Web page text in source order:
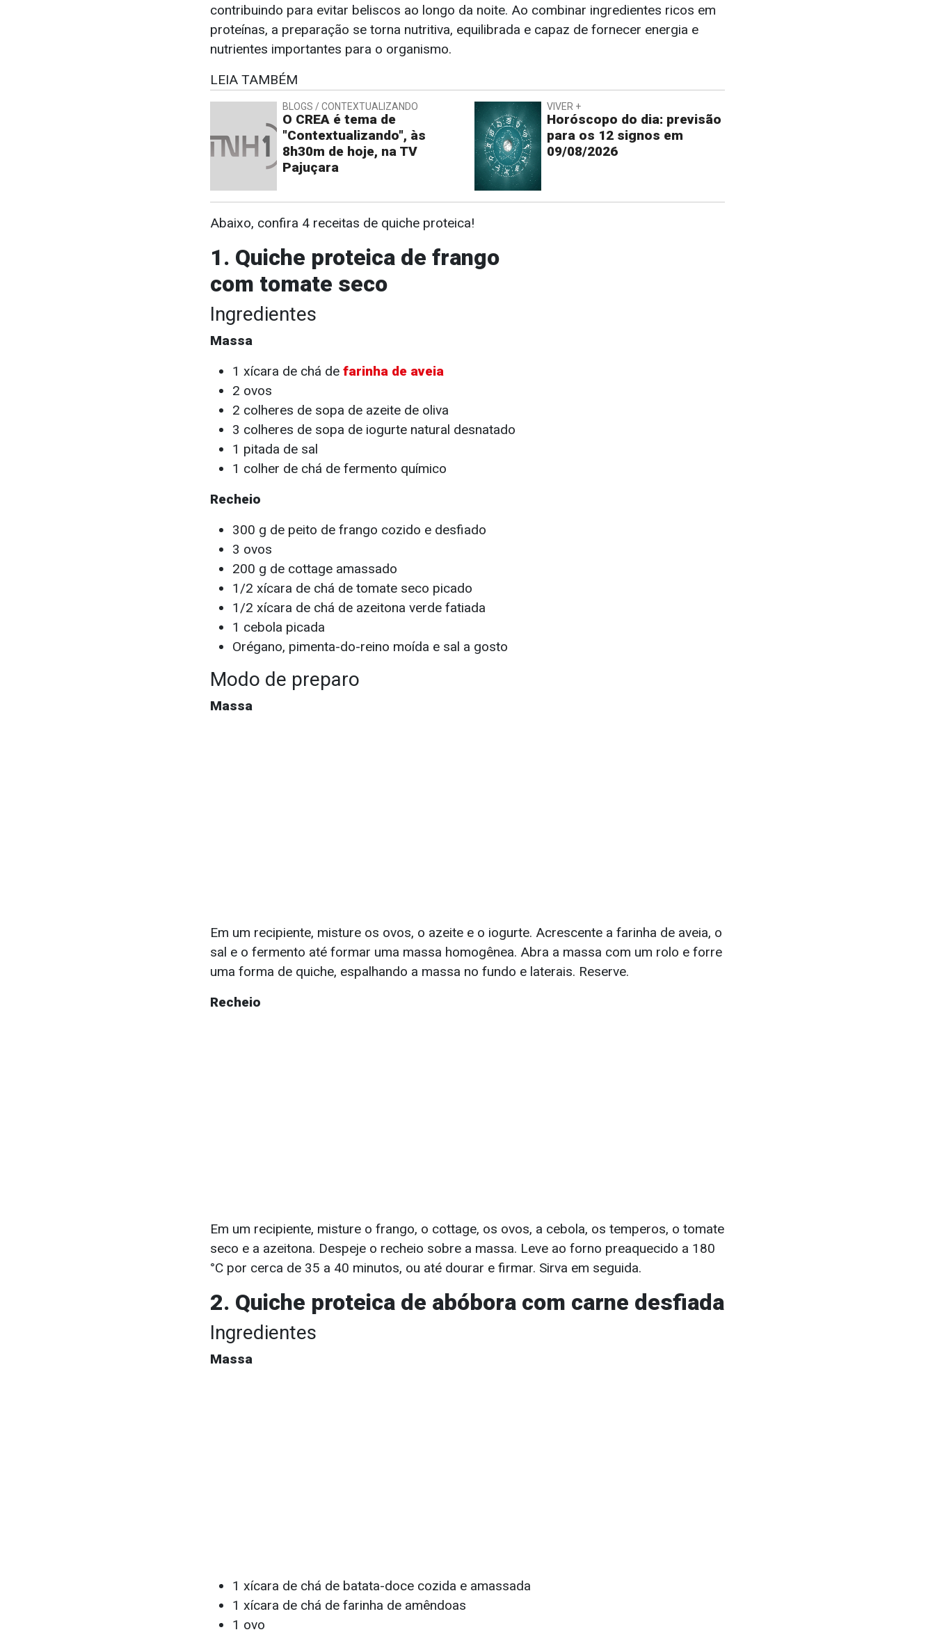
contribuindo para evitar beliscos ao longo da noite. Ao combinar ingredientes ricos em
proteínas, a preparação se torna nutritiva, equilibrada e capaz de fornecer energia e
nutrientes importantes para o organismo.
LEIA TAMBÉM
BLOGS / CONTEXTUALIZANDO
O CREA é tema de
"Contextualizando", às
8h30m de hoje, na TV
Pajuçara
VIVER +
Horóscopo do dia: previsão
para os 12 signos em
09/08/2026
Abaixo, confira 4 receitas de quiche proteica!
1. Quiche proteica de frango
com tomate seco
Ingredientes
Massa
1 xícara de chá de farinha de aveia
2 ovos
2 colheres de sopa de azeite de oliva
3 colheres de sopa de iogurte natural desnatado
1 pitada de sal
1 colher de chá de fermento químico
Recheio
300 g de peito de frango cozido e desfiado
3 ovos
200 g de cottage amassado
1/2 xícara de chá de tomate seco picado
1/2 xícara de chá de azeitona verde fatiada
1 cebola picada
Orégano, pimenta-do-reino moída e sal a gosto
Modo de preparo
Massa
Em um recipiente, misture os ovos, o azeite e o iogurte. Acrescente a farinha de aveia, o
sal e o fermento até formar uma massa homogênea. Abra a massa com um rolo e forre
uma forma de quiche, espalhando a massa no fundo e laterais. Reserve.
Recheio
Em um recipiente, misture o frango, o cottage, os ovos, a cebola, os temperos, o tomate
seco e a azeitona. Despeje o recheio sobre a massa. Leve ao forno preaquecido a 180
°C por cerca de 35 a 40 minutos, ou até dourar e firmar. Sirva em seguida.
2. Quiche proteica de abóbora com carne desfiada
Ingredientes
Massa
1 xícara de chá de batata-doce cozida e amassada
1 xícara de chá de farinha de amêndoas
1 ovo